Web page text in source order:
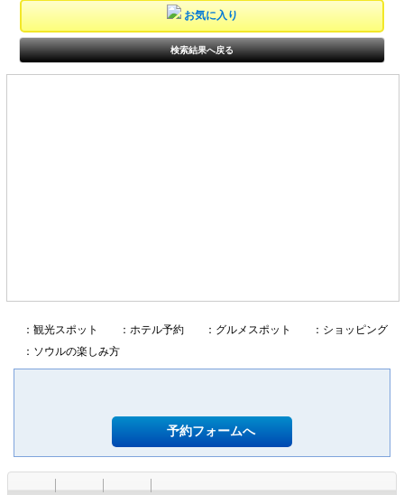
お気に入り
検索結果へ戻る
：観光スポット ：ホテル予約 ：グルメスポット
：ショッピング
：ソウルの楽しみ方
予約フォームへ